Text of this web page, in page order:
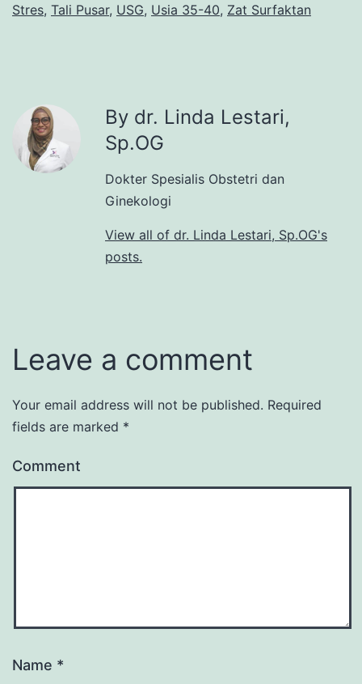
Stres, Tali Pusar, USG, Usia 35-40, Zat Surfaktan
By dr. Linda Lestari,
Sp.OG
Dokter Spesialis Obstetri dan
Ginekologi
View all of dr. Linda Lestari, Sp.OG's
posts.
Leave a comment
Your email address will not be published. Required
fields are marked *
Comment
Name *